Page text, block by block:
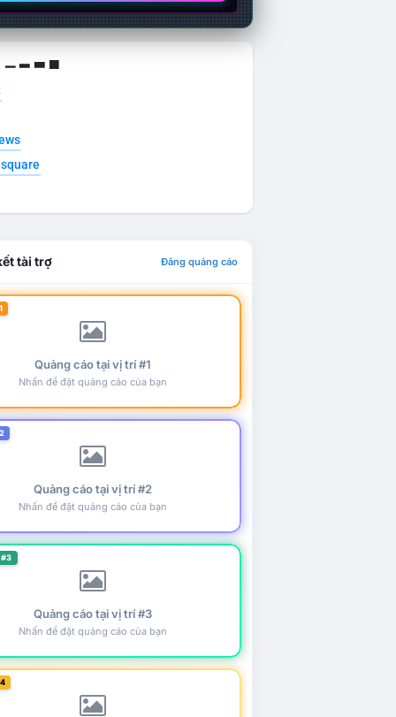
▁ ▂ ▃ ▄
tài trợ Đăng quảng cáo
Quảng cáo tại vị trí #1
Nhấn để đặt quảng cáo của bạn
Quảng cáo tại vị trí #2
Nhấn để đặt quảng cáo của bạn
Quảng cáo tại vị trí #3
Nhấn để đặt quảng cáo của bạn